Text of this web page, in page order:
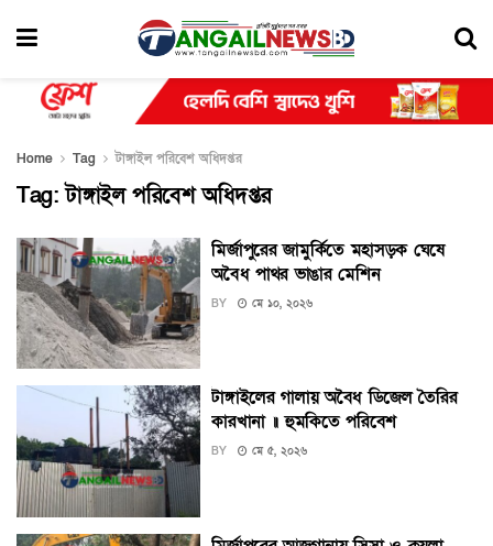
Home Tag টাঙ্গাইল পরিবেশ অধিদপ্তর
Tag:টাঙ্গাইল পরিবেশ অধিদপ্তর
মির্জাপুরের জামুর্কিতে মহাসড়ক ঘেষে
অবৈধ পাথর ভাঙার মেশিন
BY মে ১০, ২০২৬
টাঙ্গাইলের গালায় অবৈধ ডিজেল তৈরির
কারখানা ॥ হুমকিতে পরিবেশ
BY মে ৫, ২০২৬